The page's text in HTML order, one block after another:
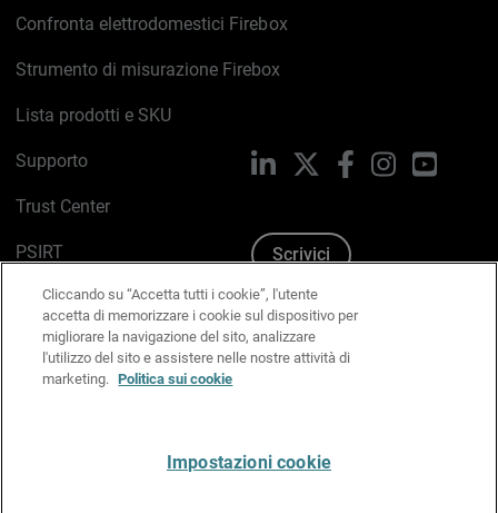
Confronta elettrodomestici Firebox
Strumento di misurazione Firebox
Lista prodotti e SKU
Supporto
Trust Center
PSIRT
Politica sui cookie
Informativa sulla privacy
Kit Media & Brand
LinkedIn FacebookInstagram
Scrivici
Cliccando su “Accetta tutti i cookie”, l'utente
accetta di memorizzare i cookie sul dispositivo per
migliorare la navigazione del sito, analizzare
l'utilizzo del sito e assistere nelle nostre attività di
marketing. Politica sui cookie
Impostazioni cookie